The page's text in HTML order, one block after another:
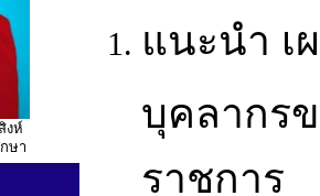
งห์
ษา
แนะนำ เ
บุคลากร
ราชการ